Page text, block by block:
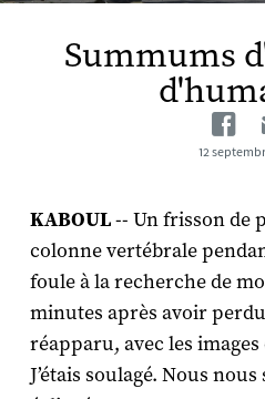
Summums
12
KABOUL-- Un frisson de
colonne vertébrale
foule à la recherche de
minutes après avoir
réapparu, avec les
J’étais soulagé. Nous